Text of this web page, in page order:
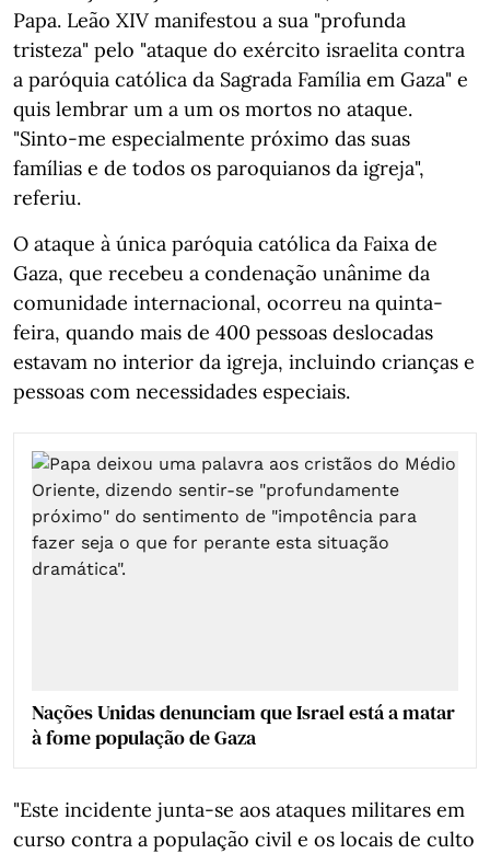
Papa. Leão XIV manifestou a sua "profunda
tristeza" pelo "ataque do exército israelita contra
a paróquia católica da Sagrada Família em Gaza" e
quis lembrar um a um os mortos no ataque.
"Sinto-me especialmente próximo das suas
famílias e de todos os paroquianos da igreja",
referiu.
O ataque à única paróquia católica da Faixa de
Gaza, que recebeu a condenação unânime da
comunidade internacional, ocorreu na quinta-
feira, quando mais de 400 pessoas deslocadas
estavam no interior da igreja, incluindo crianças e
pessoas com necessidades especiais.
Nações Unidas denunciam que Israel está a matar
à fome população de Gaza
"Este incidente junta-se aos ataques militares em
curso contra a população civil e os locais de culto